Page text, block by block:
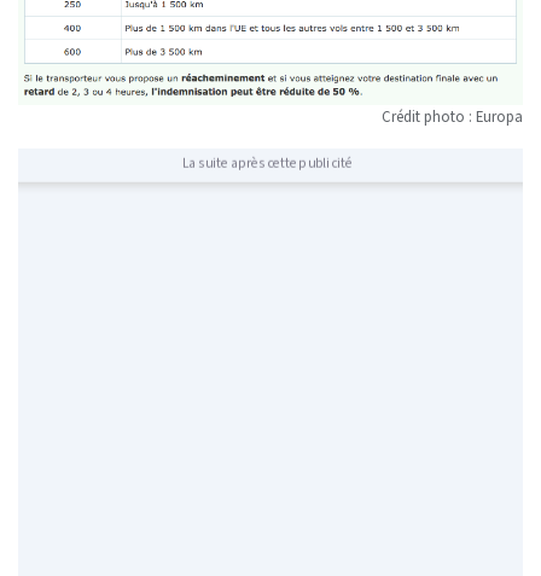
Crédit photo : Europa
La suite après cette publicité